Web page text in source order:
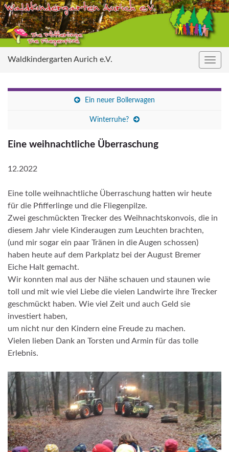
Waldkindergarten Aurich e.V.
Ein neuer Bollerwagen
Winterruhe?
Eine weihnachtliche Überraschung
12.2022
Eine tolle weihnachtliche Überraschung hatten wir heute
für die Pfifferlinge und die Fliegenpilze.
Zwei geschmückten Trecker des Weihnachtskonvois, die in
diesem Jahr viele Kinderaugen zum Leuchten brachten,
(und mir sogar ein paar Tränen in die Augen schossen)
haben heute auf dem Parkplatz bei der August Bremer
Eiche Halt gemacht.
Wir konnten mal aus der Nähe schauen und staunen wie
toll und mit wie viel Liebe die vielen Landwirte ihre Trecker
geschmückt haben. Wie viel Zeit und auch Geld sie
investiert haben,
um nicht nur den Kindern eine Freude zu machen.
Vielen lieben Dank an Torsten und Armin für das tolle
Erlebnis.